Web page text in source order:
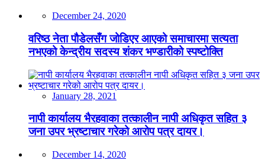
December 24, 2020
वरिष्ठ नेता पौडेलसँग जोडिएर आएको समाचारमा सत्यता
नभएको केन्द्रीय सदस्य शंकर भण्डारीको स्पष्टोक्ति
January 28, 2021
नापी कार्यालय भैरहवाका तत्कालीन नापी अधिकृत सहित ३
जना उपर भ्रष्टाचार गरेको आरोप पत्र दायर।
December 14, 2020